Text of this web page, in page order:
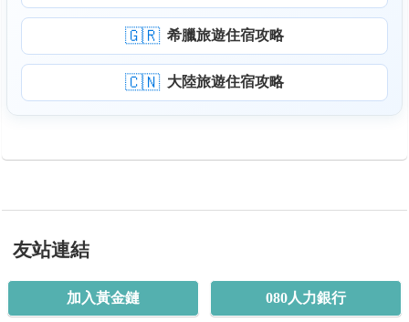
🇬🇷 希臘旅遊住宿攻略
🇨🇳 大陸旅遊住宿攻略
友站連結
加入黃金鏈 080人力銀行